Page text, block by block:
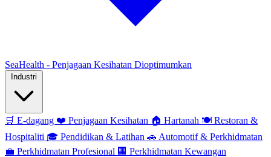
SeaHealth - Penjagaan Kesihatan Dioptimumkan
🛒 E-dagang ❤️ Penjagaan Kesihatan 🏠 Hartanah 🍽️ Restoran &
Hospitaliti 🎓 Pendidikan & Latihan 🚗 Automotif & Perkhidmatan
💼 Perkhidmatan Profesional 🏢 Perkhidmatan Kewangan